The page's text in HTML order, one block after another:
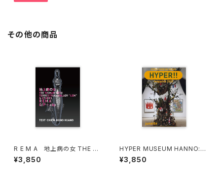
その他の商品
R E M A 地上病の女 THE W
OMAN WITH TERRESTRIAL
MALADY "LEM" & OTHERS
¥3,850
HYPER MUSEUM HANNO: H
YPER!! magazine 2025 juna
ida
¥3,850